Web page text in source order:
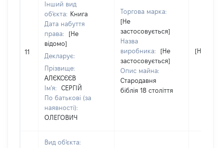
11
Інший вид
об'єкта: Книга
Дата набуття
права:
[Не
відомо]
Декларує:
Прізвище:
АЛЄКСЄЄВ
Ім'я:
СЕРГІЙ
По батькові (за
наявності):
ОЛЕГОВИЧ
Торгова марка:
[Не
застосовується]
Назва
виробника:
[Не
застосовується]
Опис майна:
Стародавня
біблія 18 століття
[Не
Вид об'єкта: